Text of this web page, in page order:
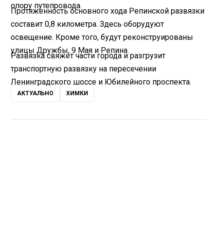
опору путепровода.
Протяженность основного хода Репинской развязки
составит 0,8 километра. Здесь оборудуют
освещение. Кроме того, будут реконструированы
улицы Дружбы, 9 Мая и Репина.
Развязка свяжет части города и разгрузит
транспортную развязку на пересечении
Ленинградского шоссе и Юбилейного проспекта.
АКТУАЛЬНО ХИМКИ